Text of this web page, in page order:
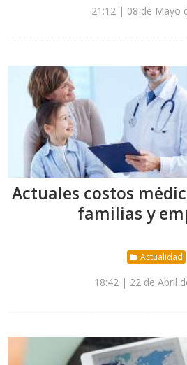
21:12 | 08 de Mayo
Actuales costos
familias y
Actualidad
18:42 | 22 de Abril